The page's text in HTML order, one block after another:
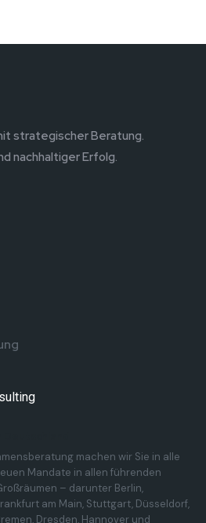
strategischer Beratung.
nachhaltiger Erfolg.
machen wir Sie in alle
Mandate in allen führenden
– darunter Berlin,
am Main, Stuttgart, Düsseldorf,
Dresden, Hannover und